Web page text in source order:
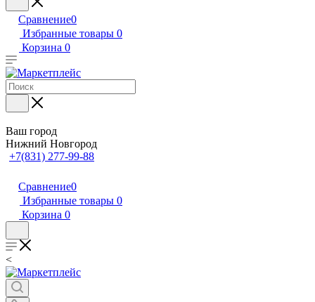
Сравнение0
Избранные товары 0
Корзина 0
Ваш город
Нижний Новгород
+7(831) 277-99-88
Сравнение0
Избранные товары 0
Корзина 0
<